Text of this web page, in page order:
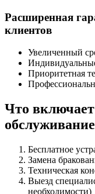
Расширенная
клиентов
Увеличенный
Приоритетная
Что
обслуживание
Бесплатное
Замена
Техническая
Выезд
необходимости)